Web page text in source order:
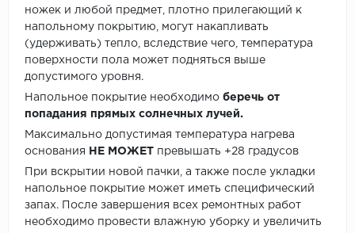
ножек и любой предмет, плотно прилегающий к
напольному покрытию, могут накапливать
(удерживать) тепло, вследствие чего, температура
поверхности пола может подняться выше
допустимого уровня.
Напольное покрытие необходимо беречь от
попадания прямых солнечных лучей.
Максимально допустимая температура нагрева
основания
НЕ МОЖЕТ превышать +28 градусов
При вскрытии новой пачки, а также после укладки
напольное покрытие может иметь специфический
запах. После завершения всех ремонтных работ
необходимо провести влажную уборку и увеличить